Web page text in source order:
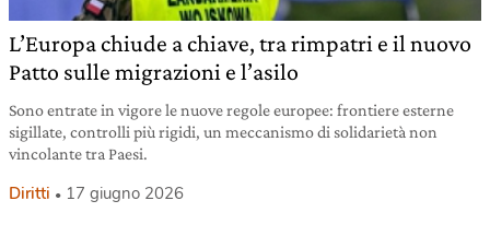
L’Europa chiude a chiave, tra rimpatri e il nuovo
Patto sulle migrazioni e l’asilo
Sono entrate in vigore le nuove regole europee: frontiere esterne
sigillate, controlli più rigidi, un meccanismo di solidarietà non
vincolante tra Paesi.
Diritti 17 giugno 2026